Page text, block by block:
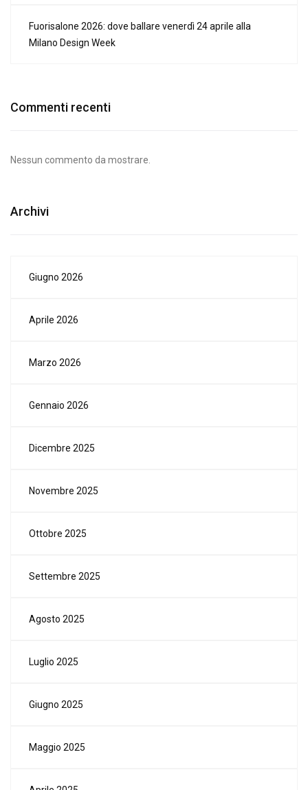
Fuorisalone 2026: dove ballare venerdì 24 aprile alla
Milano Design Week
Commenti recenti
Nessun commento da mostrare.
Archivi
Giugno 2026
Aprile 2026
Marzo 2026
Gennaio 2026
Dicembre 2025
Novembre 2025
Ottobre 2025
Settembre 2025
Agosto 2025
Luglio 2025
Giugno 2025
Maggio 2025